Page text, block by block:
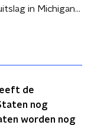
Kan Trump de verkiezingsuitslag in Michigan nog veranderen?
de
nog
worden nog